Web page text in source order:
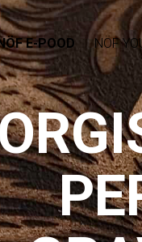
E-POOD NÖF